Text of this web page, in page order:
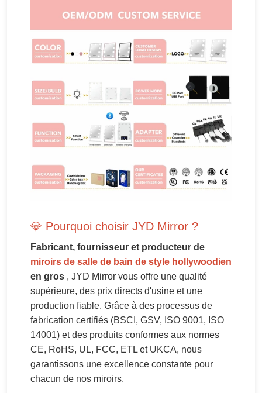
💎 Pourquoi choisir JYD Mirror ?
Fabricant, fournisseur et producteur de
miroirs de salle de bain de style hollywoodien
en gros , JYD Mirror vous offre une qualité
supérieure, des prix directs d'usine et une
production fiable. Grâce à des processus de
fabrication certifiés (BSCI, GSV, ISO 9001, ISO
14001) et des produits conformes aux normes
CE, RoHS, UL, FCC, ETL et UKCA, nous
garantissons une excellence constante pour
chacun de nos miroirs.